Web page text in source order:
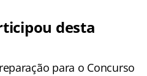
desta
para o Concurso